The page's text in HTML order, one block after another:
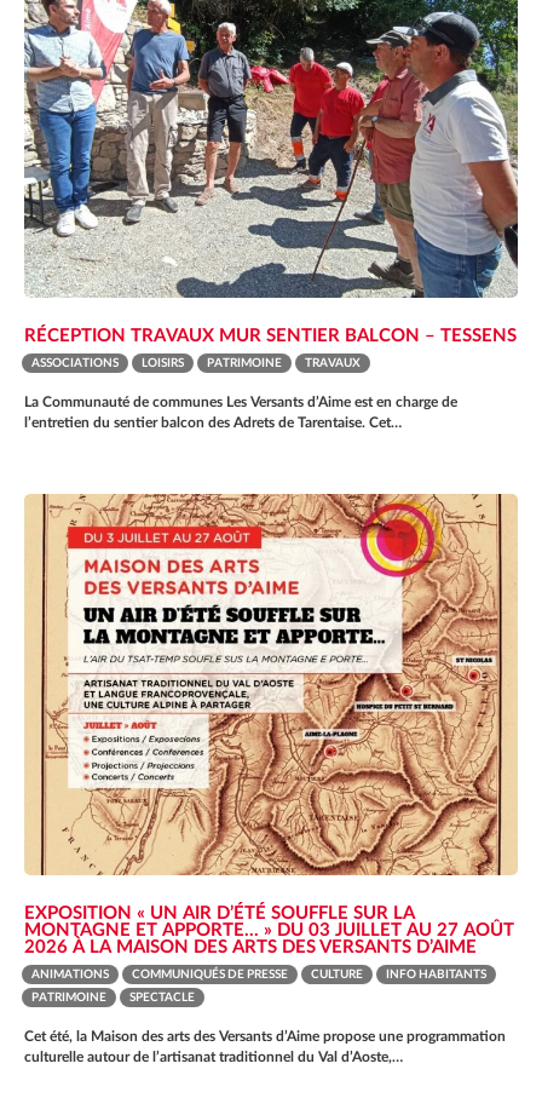
RÉCEPTION TRAVAUX MUR SENTIER BALCON – TESSENS
ASSOCIATIONS LOISIRS PATRIMOINE TRAVAUX
La Communauté de communes Les Versants d’Aime est en charge de
l’entretien du sentier balcon des Adrets de Tarentaise. Cet…
EXPOSITION « UN AIR D’ÉTÉ SOUFFLE SUR LA
MONTAGNE ET APPORTE… » DU 03 JUILLET AU 27 AOÛT
2026 À LA MAISON DES ARTS DES VERSANTS D’AIME
ANIMATIONS COMMUNIQUÉS DE PRESSE CULTURE
INFO HABITANTS
PATRIMOINE
SPECTACLE
Cet été, la Maison des arts des Versants d’Aime propose une programmation
culturelle autour de l’artisanat traditionnel du Val d’Aoste,…